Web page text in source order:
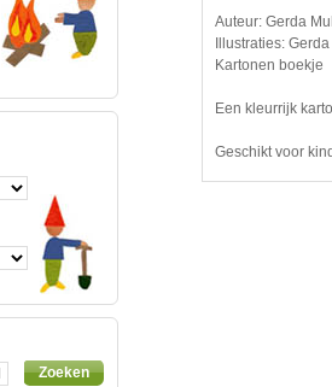
Auteur: Gerda
Illustraties:
Kartonen boekje
Een kleurrijk
Geschikt voor
Zoeken